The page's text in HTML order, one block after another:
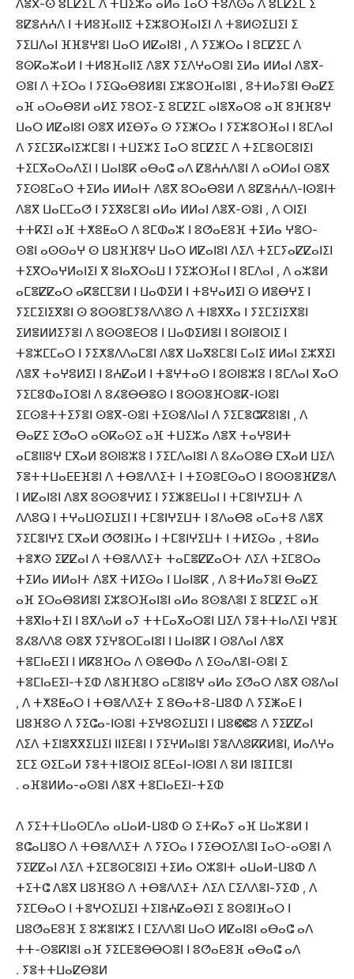
ⴷⴻⴳ-ⵙ ⵓⵎⵇⵉⵎ ⴷ ⵜⵡⵉⵣⴰ ⴰⵍⴰ ⵊⴰⵔ ⵜⵓⴷⵙⴰ ⴷ ⵓⵎⵇⵉⵎ ⵉ
ⵓⵇⴻⵄⵄⴷ ⵏ ⵜⵍⵓⴼⴰⵏⵏⵉ ⵜⵉⵣⴻⵔⴼⴰⵏⵉⵏ ⴷ ⵜⴻⵍⵙⵉⵡⵉⵏ ⵉ
ⵢⵉⵡⴷⴰⵏ ⴼⴼⴻⵖⴻⵏ ⵡⴰⵔ ⵍⵇⴰⵏⵓⵏ , ⴷ ⵢⵉⵥⵔⴰ ⵏ ⵓⵎⵇⵉⵎ ⴷ
ⵓⵙⴽⴰⵣⴰⵍ ⵏ ⵜⵍⵓⴼⴰⵏⵏⵉ ⴷⴻⴳ ⵢⵉⴷⵖⴰⵔⴻⵏ ⵉⵍⴰ ⵍⵍⴰⵏ ⴷⴻⴳ-
ⵙⴻⵏ ⴷ ⵜⵉⵔⴰ ⵏ ⵢⵉⵕⴰⴱⵓⵍⴻⵏ ⵉⵣⴻⵔⴼⴰⵏⴻⵏ , ⵓⵜⵍⴰⵢⴻⵏ ⴱⴰⵇⵉ
ⴰⴼ ⴰⵔⴰⴱⵓⵍ ⴰⵍⵉ ⵢⵓⵔⵉ-ⵉ ⵓⵎⵇⵉⵎ ⴰⵏⴻⴳⴰⵔⵓ ⴰⴼ ⵓⴼⴼⵓⵖ
ⵡⴰⵔ ⵍⵇⴰⵏⵓⵏ ⵙⴻⴳ ⵍⵉⴱⵢⴰ ⵙ ⵢⵉⵥⵔⴰ ⵏ ⵢⵉⵣⴻⵔⴼⴰⵏ ⵏ ⵓⵎⴷⴰⵏ
ⴷ ⵢⵉⵎⵉⴽⴰⵏⵉⵣⵎⴻⵏ ⵏ ⵜⵡⵉⵣⵉ ⵊⴰⵔ ⵓⵎⵇⵉⵎ ⴷ ⵜⵉⵎⴻⵙⵎⵓⵏⵉⵏ
ⵜⵉⵎⴳⴰⵔⴰⴷⵉⵏ ⵏ ⵡⴰⵏⴻⴽ ⴰⴱⴰⵛ ⴰⴷ ⵇⴻⵄⵄⴷⴻⵏ ⴷ ⴰⵔⵍⴰⵏ ⵙⴻⴳ
ⵢⵉⵙⵓⵎⴰⵔ ⵜⵉⵍⴰ ⵍⵍⴰⵏⵜ ⴷⴻⴳ ⵓⵔⴰⴱⵓⵍ ⴷ ⵓⵇⴻⵄⵄⴷ-ⵏⵙⴻⵏⵜ
ⴷⴻⴳ ⵡⴰⵎⵎⴰⵚ ⵏ ⵢⵉⴳⵓⵎⴻⵏ ⴰⵍⴰ ⵍⵍⴰⵏ ⴷⴻⴳ-ⵙⴻⵏ , ⴷ ⵔⵏⵉⵏ
ⵜⵜⴽⵉⵏ ⴰⴼ ⵜⵅⵓⵟⴰⵔ ⴷ ⵓⵎⵀⴰⵣ ⵏ ⵓⵚⴰⴹⵓⴼ ⵜⵉⵍⴰ ⵖⴻⵔ-
ⵙⴻⵏ ⴰⵙⵙⴰⵖ ⵙ ⵡⵓⴼⴼⵓⵖ ⵡⴰⵔ ⵍⵇⴰⵏⵓⵏ ⴷⵉⴷ ⵜⵉⵎⵢⴰⵇⵇⴰⵏⵉⵏ
ⵜⵉⴳⵔⴰⵖⵍⴰⵏⵉⵏ ⴳ ⵓⵏⴰⴳⵔⴰⵡ ⵏ ⵢⵉⵣⵔⴼⴰⵏ ⵏ ⵓⵎⴷⴰⵏ , ⴷ ⴰⵣⴻⵍ
ⴰⵎⴻⵇⵇⴰⵔ ⴰⴽⴻⵎⵎⴻⵍ ⵏ ⵡⴰⵀⵉⵍ ⵏ ⵜⵓⵖⴰⵍⵉⵏ ⵙ ⵍⴻⴱⵖⵉ ⵏ
ⵢⵉⵎⵉⵏⵉⴳⴻⵏ ⵙ ⵓⵙⵙⴻⵎⵢⵓⴷⴷⴻⵙ ⴷ ⵜⵏⴻⴳⴳⴰ ⵏ ⵢⵉⵎⵉⵏⵉⴳⴻⵏ
ⵉⵍⴻⵍⵍⵉⵢⴻⵏ ⴷ ⵓⵙⵙⴻⴹⵔⵓ ⵏ ⵡⴰⵀⵉⵍⴻⵏ ⵏ ⵓⵙⵏⴻⵔⵏⵉ ⵏ
ⵜⴻⵣⵎⵎⴰⵔ ⵏ ⵢⵉⵅⴻⴷⴷⴰⵎⴻⵏ ⴷⴻⴳ ⵡⴰⴳⵓⵎⴻⵏ ⵎⴰⵏⵉ ⵍⵍⴰⵏ ⵉⵣⴳⵉⵏ
ⴷⴻⴳ ⵜⴰⵖⵓⵍⵉⵏ ⵏ ⵓⵄⵇⴰⵍ ⵏ ⵜⴻⵖⵜⴰⵙ ⵏ ⵓⵙⵏⵓⵣⵓ ⵏ ⵓⵎⴷⴰⵏ ⴳⴰⵔ
ⵢⵉⵎⵓⵀⴰⵊⵔⴻⵏ ⴷ ⵓⵃⴻⴱⴱⴻⵙ ⵏ ⵓⵙⵙⴻⴼⵔⴻⴽ-ⵏⵙⴻⵏ
ⵉⵎⵙⴻⵜⵜⵉⵢⴻⵏ ⵙⴻⴳ-ⵙⴻⵏ ⵜⵉⵙⴻⴷⵏⴰⵏ ⴷ ⵢⵉⵎⴻⵛⴽⵓⵏⴻⵏ , ⴷ
ⴱⴰⵇⵉ ⵉⵚⴰⵔ ⴰⵙⴽⴰⵙⵉ ⴰⴼ ⵜⵡⵉⵣⴰ ⴷⴻⴳ ⵜⴰⵖⵓⵍⵜ
ⴰⵎⴻⵏⵏⵓⵖ ⵎⴳⴰⵍ ⵓⵙⵏⵓⵣⵓ ⵏ ⵢⵉⵎⴷⴰⵏⴻⵏ ⴷ ⵓⵃⴰⵔⴻⴱ ⵎⴳⴰⵍ ⵡⵉⴷ
ⵢⴻⵜⵜⵡⴰⴹⴹⴼⴻⵏ ⴷ ⵜⴱⴻⴷⴷⵉⵜ ⵏ ⵜⵉⵙⴻⵎⵙⴰⵔ ⵏ ⵓⵙⵙⴻⴼⵇⴻⴷ
ⵏ ⵍⵇⴰⵏⵓⵏ ⴷⴻⴳ ⵓⵙⵙⴻⵖⵍⵉ ⵏ ⵢⵉⵥⴻⴹⵡⴰⵏ ⵏ ⵜⵎⴻⵏⵖⵉⵡⵜ ⴷ
ⴷⴷⵓⵕ ⵏ ⵜⵖⴰⵡⵙⵉⵡⵉⵏ ⵏ ⵜⵎⴻⵏⵖⵉⵡⵜ ⵏ ⵓⴷⴰⴱⵓ ⴰⵎⴰⵜⵓ ⴷⴻⴳ
ⵢⵉⵎⴻⵏⵖⵉ ⵎⴳⴰⵍ ⵚⵚⴻⵏⴼⴰ ⵏ ⵜⵎⴻⵏⵖⵉⵡⵜ ⵏ ⵜⵍⵉⵙⴰ , ⵜⵓⵍⴰ
ⵜⴻⵅⵙ ⵉⵇⵇⴰⵏ ⴷ ⵜⴱⴻⴷⴷⵉⵜ ⵜⴰⵎⴻⵇⵇⴰⵔⵜ ⴷⵉⴷ ⵜⵉⵎⵓⵔⴰ
ⵜⵉⵍⴰ ⵍⵍⴰⵏⵜ ⴷⴻⴳ ⵜⵍⵉⵙⴰ ⵏ ⵡⴰⵏⴻⴽ , ⴷ ⵓⵜⵍⴰⵢⴻⵏ ⴱⴰⵇⵉ
ⴰⴼ ⵉⵔⴰⴱⵓⵍⴻⵏ ⵉⵣⴻⵔⴼⴰⵏⴻⵏ ⴰⵍⴰ ⵓⵙⴻⴷⴻⵏ ⵉ ⵓⵎⵇⵉⵎ ⴰⴼ
ⵜⴻⴳⵏⴰⵜⵉⵏ ⵏ ⵓⴳⴷⴰⵍ ⴰⵢ ⵜⵜⵎⴰⴳⴰⵔⴻⵏ ⵡⵉⴷ ⵢⴻⵜⵜⵏⴰⴷⵉⵏ ⵖⴻⴼ
ⵓⵃⵓⴷⴷⵓ ⵙⴻⴳ ⵢⵉⵖⴻⵔⵎⴰⵏⴻⵏ ⵏ ⵡⴰⵏⴻⴽ ⵏ ⵙⵓⴷⴰⵏ ⴷⴻⴳ
ⵜⴻⵎⵏⴰⴹⵉⵏ ⵏ ⵍⴽⵓⴼⵔⴰ ⴷ ⵙⴻⴱⵀⴰ ⴷ ⵉⵙⴰⴷⴻⵏ-ⵙⴻⵏ ⵉ
ⵜⴻⵎⵏⴰⴹⵉⵏ-ⵜⵉⵀ ⴷⴻⴼⴼⴻⵔ ⴰⵎⴻⵏⵓⵖ ⴰⵍⴰ ⵉⵚⴰⵔ ⴷⴻⴳ ⵙⵓⴷⴰⵏ
, ⴷ ⵜⵅⵓⵟⴰⵔ ⵏ ⵜⴱⴻⴷⴷⵉⵜ ⵉ ⵓⴱⴰⵜⵓ-ⵡⵓⵀ ⴷ ⵢⵉⵥⴰⴹ ⵏ
ⵡⵓⴼⵓⵙ ⴷ ⵢⵉⵛⴰ-ⵏⵙⴻⵏ ⵜⵉⵖⵓⵙⵉⵡⵉⵏ ⵏ ⵡⵓⵞⵞⵓ ⴷ ⵢⵉⵇⵇⴰⵏ
ⴷⵉⴷ ⵜⵉⵏⴻⴳⴳⵉⵡⵉⵏ ⵏⵏⵉⴹⴻⵏ ⵏ ⵢⵉⵖⵍⴰⵏⴻⵏ ⵢⴻⴷⴷⵓⴽⴽⵍⴻⵏ, ⵍⴰⴷⵖⴰ
ⵉⵎⵉ ⵙⵉⵎⴰⵍ ⵢⴻⵜⵜⵏⴻⵔⵏⵉ ⵓⵎⴹⴰⵏ-ⵏⵙⴻⵏ ⴷ ⵓⵍ ⵏⴻⵊⵊⵎⴻⵏ
ⴰⴼⴻⵍⵍⴰ-ⴰⵙⴻⵏ ⴷⴻⴳ ⵜⴻⵎⵏⴰⴹⵉⵏ-ⵜⵉⵀ .
ⴷ ⵢⵉⵜⵜⵡⴰⵙⵎⴷⴰ ⴰⵡⴰⵍ-ⵡⵓⵀ ⵙ ⵉⵜⴽⴰⵢ ⴰⴼ ⵡⴰⵣⴻⵍ ⵏ
ⵓⵛⴰⵡⴻⵔ ⴷ ⵜⴱⴻⴷⴷⵉⵜ ⴷ ⵢⵉⵔⴰ ⵏ ⵢⵉⴱⵔⵉⴷⴻⵏ ⵊⴰⵔ-ⴰⵙⴻⵏ ⴷ
ⵢⵉⵇⵇⴰⵏ ⴷⵉⴷ ⵜⵉⵎⴻⵙⵎⵓⵏⵉⵏ ⵜⵉⵍⴰ ⵔⵣⴻⵏⵜ ⴰⵡⴰⵍ-ⵡⵓⵀ ⴷ
ⵜⵉⵜⵛ ⴷⴻⴳ ⵡⵓⴼⵓⵙ ⴷ ⵜⴱⴻⴷⴷⵉⵜ ⴷⵉⴷ ⵎⵉⴷⴷⴻⵏ-ⵢⵉⵀ , ⴷ
ⵢⵉⵎⴱⴰⵔ ⵏ ⵜⴻⵖⵔⵉⵡⵉⵏ ⵜⵉⵏⴻⵄⵇⴰⴱⵉⵏ ⵉ ⵓⵙⴻⵏⴼⴰⵔ ⵏ
ⵡⵓⵚⴰⴹⵓⴼ ⵉ ⵓⵣⴻⵏⵣⵉ ⵏ ⵎⵉⴷⴷⴻⵏ ⵡⴰⵔ ⵍⵇⴰⵏⵓⵏ ⴰⴱⴰⵛ ⴰⴷ
ⵜⵜ-ⵙⴻⴽⵏⴻⵏ ⴰⴼ ⵢⵉⵎⴹⴻⴱⴱⵔⴻⵏ ⵏ ⵓⵚⴰⴹⵓⴼ ⴰⴱⴰⵛ ⴰⴷ
ⵢⴻⵜⵜⵡⴰⵇⴱⴻⵍ .